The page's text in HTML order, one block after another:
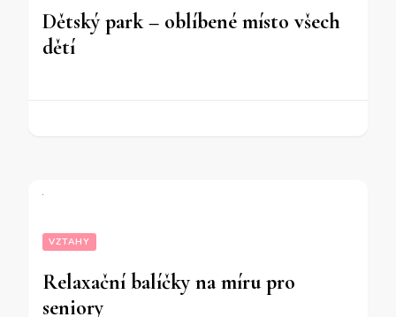
Dětský park – oblíbené místo všech
dětí
VZTAHY
Relaxační balíčky na míru pro
seniory